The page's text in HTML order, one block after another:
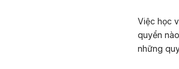
Việc học
quyển
những